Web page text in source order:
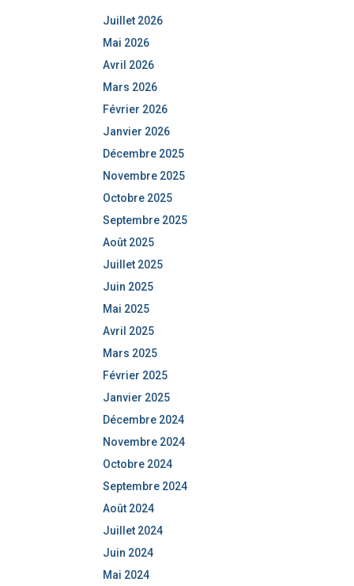
Juillet 2026
Mai 2026
Avril 2026
Mars 2026
Février 2026
Janvier 2026
Décembre 2025
Novembre 2025
Octobre 2025
Septembre 2025
Août 2025
Juillet 2025
Juin 2025
Mai 2025
Avril 2025
Mars 2025
Février 2025
Janvier 2025
Décembre 2024
Novembre 2024
Octobre 2024
Septembre 2024
Août 2024
Juillet 2024
Juin 2024
Mai 2024